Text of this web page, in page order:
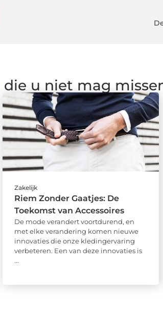
die u niet mag
Zakelijk
Riem Zonder Gaatjes: De
Toekomst van Accessoires
De mode verandert voortdurend, en
met elke verandering komen nieuwe
innovaties die onze kledingervaring
verbeteren. Een van deze innovaties is
...